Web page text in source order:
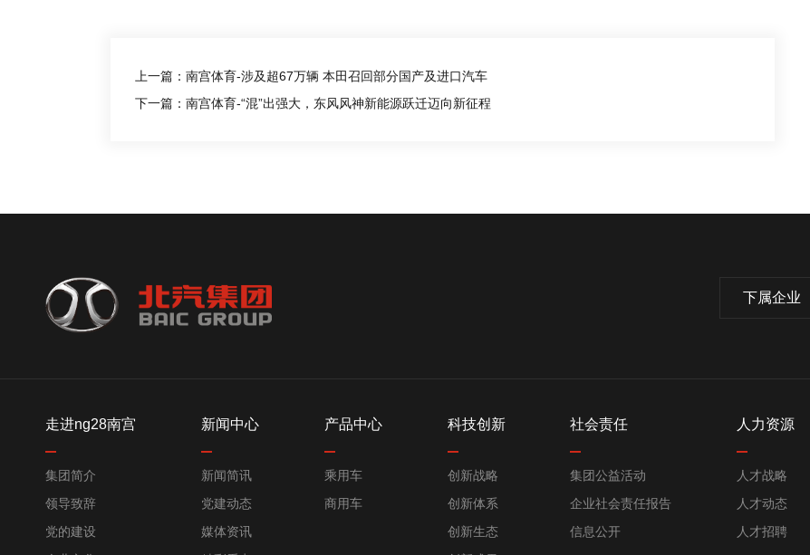
上一篇：南宫体育-涉及超67万辆 本田召回部分国产及进口汽车
下一篇：南宫体育-“混”出强大，东风风神新能源跃迁迈向新征程
下属企业
走进ng28南宫
集团简介
领导致辞
党的建设
新闻中心
新闻简讯
党建动态
媒体资讯
产品中心
乘用车
商用车
科技创新
创新战略
创新体系
创新生态
社会责任
集团公益活动
企业社会责任报告
信息公开
人力资源
人才战略
人才动态
人才招聘